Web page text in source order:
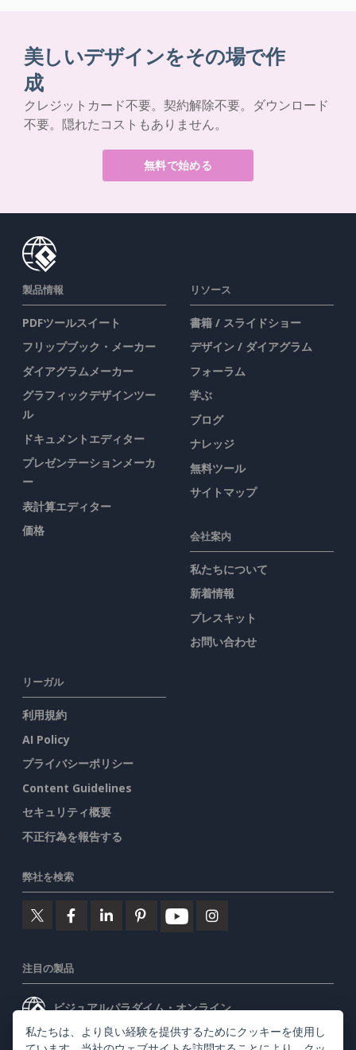
美しいデザインをその場で作
成
クレジットカード不要。契約解除不要。ダウンロード
不要。隠れたコストもありません。
無料で始める
製品情報
PDFツールスイート
フリップブック・メーカー
ダイアグラムメーカー
グラフィックデザインツー
ル
ドキュメントエディター
プレゼンテーションメーカ
ー
表計算エディター
価格
リソース
書籍 / スライドショー
デザイン / ダイアグラム
フォーラム
学ぶ
ブログ
ナレッジ
無料ツール
サイトマップ
会社案内
私たちについて
新着情報
プレスキット
お問い合わせ
リーガル
利用規約
AI Policy
プライバシーポリシー
Content Guidelines
セキュリティ概要
不正行為を報告する
弊社を検索
注目の製品
ビジュアルパラダイム・オンライン
ビジュアルパラダイムデスクトップ
私たちは、より良い経験を提供するためにクッキーを使用し